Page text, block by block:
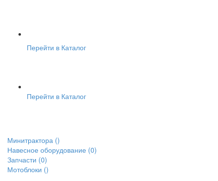
Перейти в Каталог
Перейти в Каталог
Минитрактора ()
Навесное оборудование (0)
Запчасти (0)
Мотоблоки ()